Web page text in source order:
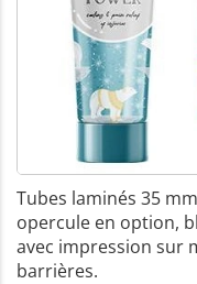
Tubes laminés 35
opercule en option,
avec impression sur
barrières.